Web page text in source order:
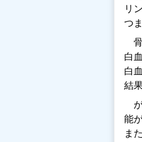
リ
つ
白
白
結
能
ま